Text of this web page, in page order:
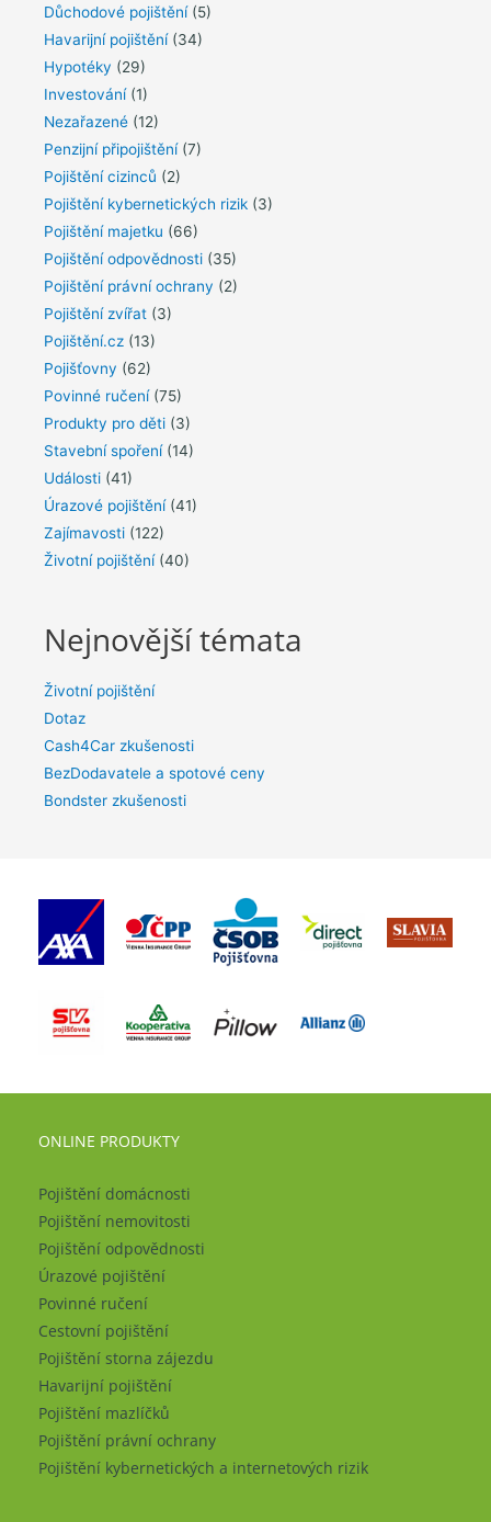
Důchodové pojištění(5)
Havarijní pojištění(34)
Hypotéky (29)
Investování(1)
Nezařazené (12)
Penzijní připojištění(7)
Pojištění cizinců (2)
Pojištění kybernetických rizik (3)
Pojištění majetku (66)
Pojištění odpovědnosti (35)
Pojištění právní ochrany (2)
Pojištění zvířat (3)
Pojištění.cz (13)
Pojišťovny (62)
Povinné ručení(75)
Produkty pro děti (3)
Stavební spoření(14)
Události (41)
Úrazové pojištění(41)
Zajímavosti (122)
Životní pojištění(40)
Nejnovější témata
Životní pojištění
Dotaz
Cash4Car zkušenosti
BezDodavatele a spotové ceny
Bondster zkušenosti
ONLINE PRODUKTY
Pojištění domácnosti
Pojištění nemovitosti
Pojištění odpovědnosti
Úrazové pojištění
Povinné ručení
Cestovní pojištění
Pojištění storna zájezdu
Havarijní pojištění
Pojištění mazlíčků
Pojištění právní ochrany
Pojištění kybernetických a internetových rizik